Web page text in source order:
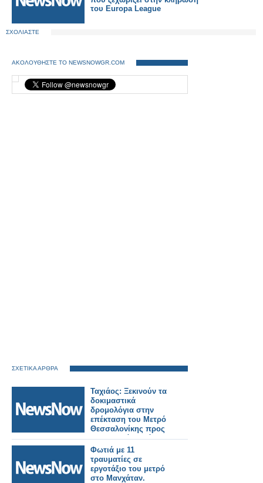
του Europa League
ΣΧΟΛΙΑΣΤΕ
ΑΚΟΛΟΥΘΗΣΤΕ ΤΟ NEWSNOWGR.COM
ΣΧΕΤΙΚΑ ΑΡΘΡΑ
Ταχιάος: Ξεκινούν τα
δοκιμαστικά
δρομολόγια στην
επέκταση του Μετρό
Θεσσαλονίκης προς
Καλαμαριά – Στόχος η
λειτουργία έως το
τέλος του μήνα.
Φωτιά με 11
τραυματίες σε
εργοτάξιο του μετρό
στο Μανχάταν.